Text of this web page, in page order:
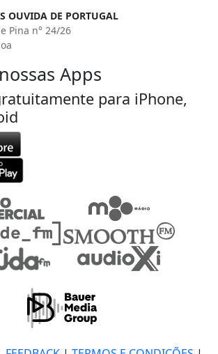
OUVIDA DE PORTUGAL
Pina n° 24/26
Apps
para iPhone,